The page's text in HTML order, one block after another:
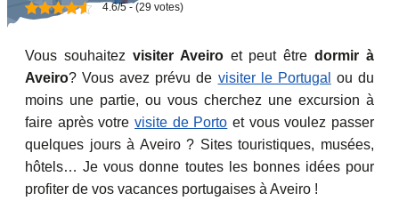
4.6/5 - (29 votes)
Vous souhaitez visiter Aveiroet peut êtredormir à
Aveiro? Vous avez prévu de visiter le Portugal
ou du
moins une partie, ou vous cherchez une excursion à
faire après votre visite de Porto et vous voulez passer
quelques jours à Aveiro ? Sites touristiques, musées,
hôtels… Je vous donne toutes les bonnes idées pour
profiter de vos vacances portugaises à Aveiro !